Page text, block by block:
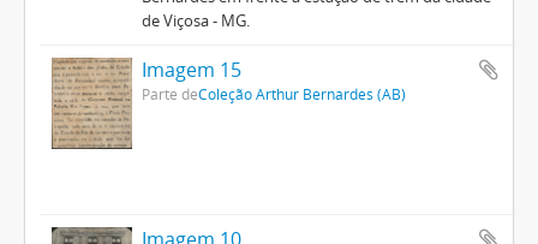
de Viçosa - MG.
Imagem 15
Parte deColeção Arthur Bernardes (AB)
Imagem 10